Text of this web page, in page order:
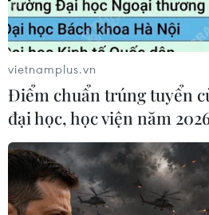
Áo
Theo dõi VietnamPlus
vietnamplus.vn
Điểm chuẩn trúng tuyển
đại học, học viện năm